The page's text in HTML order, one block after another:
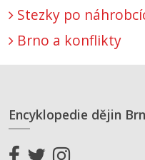
Stezky po
Brno a konflikty
Encyklopedie dějin